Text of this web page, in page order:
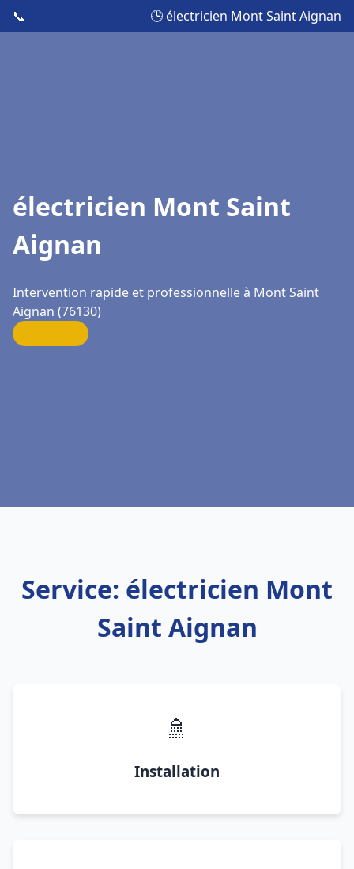
📞 🕒 électricien Mont Saint Aignan
électricien Mont Saint
Aignan
Intervention rapide et professionnelle à Mont Saint
Aignan (76130)
Service: électricien Mont
Saint Aignan
🚿
Installation